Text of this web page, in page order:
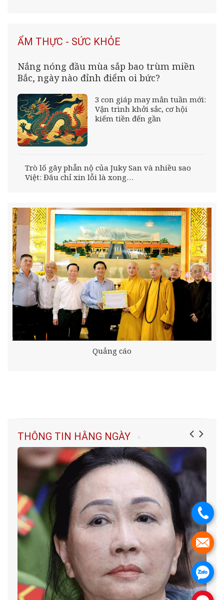
ẨM THỰC - SỨC KHỎE
Nắng nóng đầu mùa sắp bao trùm miền
Bắc, ngày nào đỉnh điểm oi bức?
3 con giáp may mắn tuần mới:
Vận trình khởi sắc, cơ hội
kiếm tiền đến gần
Trò lố gây phẫn nộ của Juky San và nhiều sao
Việt: Đâu chỉ xin lỗi là xong…
Quảng cáo
THÔNG TIN HẰNG NGÀY
.
.
.